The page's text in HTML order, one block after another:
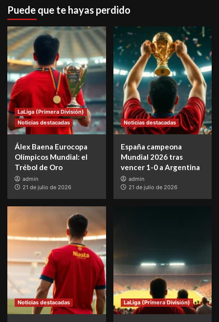
Puede que te hayas perdido
LaLiga (Primera División)
Noticias destacadas
Álex Baena Eurocopa
Olímpicos Mundial: el
Trébol de Oro
admin
21 de julio de 2026
Noticias destacadas
España campeona
Mundial 2026 tras
vencer 1-0 a Argentina
admin
21 de julio de 2026
Noticias destacadas LaLiga (Primera División)